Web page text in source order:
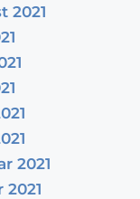
2021
2021
2021